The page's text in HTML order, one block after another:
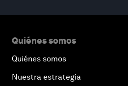
Quiénes somos
Quiénes somos
Nuestra estrategia